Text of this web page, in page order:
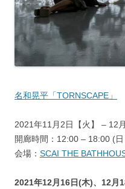
名和晃平「TORNSCAPE」
2021年11月2日【火】 – 12
開廊時間：12:00 – 18:00 (
会場： SCAI THE
2021年12月16日(木)、12月